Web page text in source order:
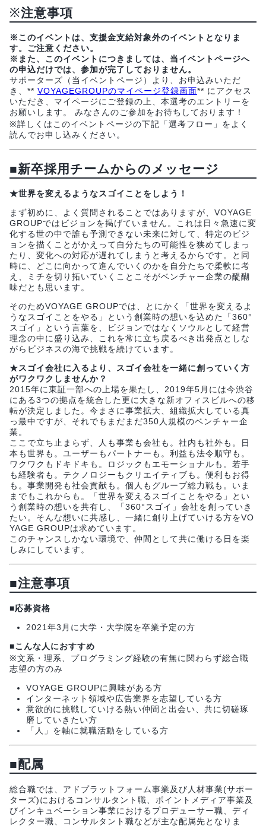
※注意事項
※このイベントは、支援金支給対象外のイベントとなりま
す。ご注意ください。
※また、このイベントにつきましては、当イベントページへ
の申込だけでは、参加が完了しておりません。
サポーターズ（当イベントページ）より、お申込みいただ
き、** VOYAGEGROUPのマイページ登録画面** にアクセス
いただき、マイページにご登録の上、本選考のエントリーを
お願いします。 みなさんのご参加をお待ちしております！
※詳しくはこのイベントページの下記「選考フロー」をよく
読んでお申し込みください。
■新卒採用チームからのメッセージ
★世界を変えるようなスゴイことをしよう！
まず初めに、よく質問されることではありますが、VOYAGE
GROUPではビジョンを掲げていません。これは日々急速に変
化する世の中で誰も予測できない未来に対して、特定のビジ
ョンを描くことがかえって自分たちの可能性を狭めてしまっ
たり、変化への対応が遅れてしまうと考えるからです。と同
時に、どこに向かって進んでいくのかを自分たちで柔軟に考
え、ミチを切り拓いていくことこそがベンチャー企業の醍醐
味だとも思います。
そのためVOYAGE GROUPでは、とにかく「世界を変えるよ
うなスゴイことをやる」という創業時の想いを込めた「360°
スゴイ」という言葉を、ビジョンではなくソウルとして経営
理念の中に盛り込み、これを常に立ち戻るべき出発点としな
がらビジネスの海で挑戦を続けています。
★スゴイ会社に入るより、スゴイ会社を一緒に創っていく方
がワクワクしませんか？
2015年に東証一部への上場を果たし、2019年5月には今渋谷
にある3つの拠点を統合した更に大きな新オフィスビルへの移
転が決定しました。今まさに事業拡大、組織拡大している真
っ最中ですが、それでもまだまだ350人規模のベンチャー企
業。
ここで立ち止まらず、人も事業も会社も。社内も社外も。日
本も世界も。ユーザーもパートナーも。利益も法令順守も。
ワクワクもドキドキも。ロジックもエモーショナルも。若手
も経験者も。テクノロジーもクリエイティブも。便利もお得
も。事業開発も社会貢献も。個人もグループ総力戦も。いま
までもこれからも。「世界を変えるスゴイことをやる」とい
う創業時の想いを共有し、「360°スゴイ」会社を創っていき
たい。そんな想いに共感し、一緒に創り上げていける方をVO
YAGE GROUPは求めています。
このチャンスしかない環境で、仲間として共に働ける日を楽
しみにしています。
■注意事項
■応募資格
2021年3月に大学・大学院を卒業予定の方
■こんな人におすすめ
※文系・理系、プログラミング経験の有無に関わらず総合職
志望の方のみ
VOYAGE GROUPに興味がある方
インターネット領域や広告業界を志望している方
意欲的に挑戦していける熱い仲間と出会い、共に切磋琢
磨していきたい方
「人」を軸に就職活動をしている方
■配属
総合職では、アドプラットフォーム事業及び人材事業(サポー
ターズ)におけるコンサルタント職、ポイントメディア事業及
びインキュベーション事業におけるプロデューサー職、ディ
レクター職、コンサルタント職などが主な配属先となりま